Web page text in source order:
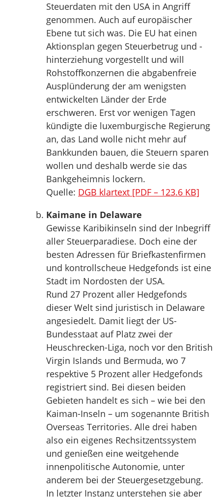
Steuerdaten mit den USA in Angriff
genommen. Auch auf europäischer
Ebene tut sich was. Die EU hat einen
Aktionsplan gegen Steuerbetrug und -
hinterziehung vorgestellt und will
Rohstoffkonzernen die abgabenfreie
Ausplünderung der am wenigsten
entwickelten Länder der Erde
erschweren. Erst vor wenigen Tagen
kündigte die luxemburgische Regierung
an, das Land wolle nicht mehr auf
Bankkunden bauen, die Steuern sparen
wollen und deshalb werde sie das
Bankgeheimnis lockern.
Quelle: DGB klartext [PDF – 123.6 KB]
Kaimane in Delaware
Gewisse Karibikinseln sind der Inbegriff
aller Steuerparadiese. Doch eine der
besten Adressen für Briefkastenfirmen
und kontrollscheue Hedgefonds ist eine
Stadt im Nordosten der USA.
Rund 27 Prozent aller Hedgefonds
dieser Welt sind juristisch in Delaware
angesiedelt. Damit liegt der US-
Bundesstaat auf Platz zwei der
Heuschrecken-Liga, noch vor den British
Virgin Islands und Bermuda, wo 7
respektive 5 Prozent aller Hedgefonds
registriert sind. Bei diesen beiden
Gebieten handelt es sich – wie bei den
Kaiman-Inseln – um sogenannte British
Overseas Territories. Alle drei haben
also ein eigenes Rechsitzentssystem
und genießen eine weitgehende
innenpolitische Autonomie, unter
anderem bei der Steuergesetzgebung.
In letzter Instanz unterstehen sie aber